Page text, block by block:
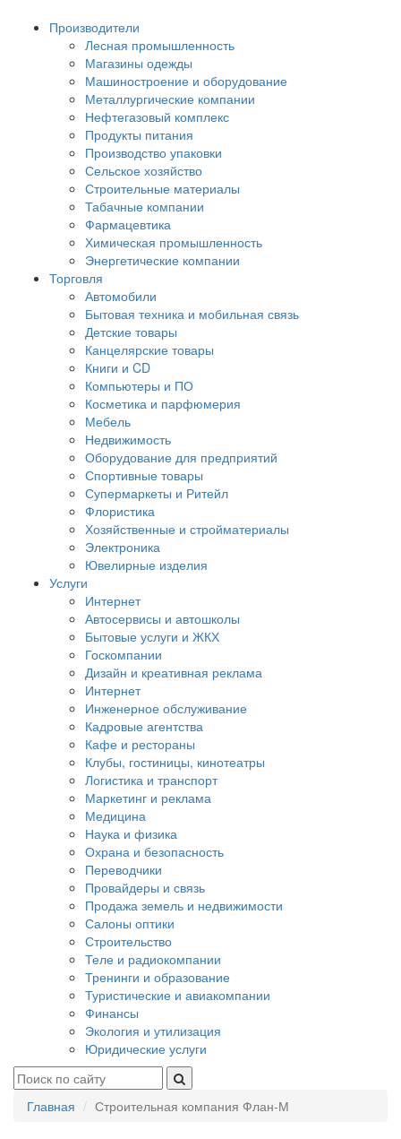
Производители
Лесная промышленность
Магазины одежды
Машиностроение и оборудование
Металлургические компании
Нефтегазовый комплекс
Продукты питания
Производство упаковки
Сельское хозяйство
Строительные материалы
Табачные компании
Фармацевтика
Химическая промышленность
Энергетические компании
Торговля
Автомобили
Бытовая техника и мобильная связь
Детские товары
Канцелярские товары
Книги и CD
Компьютеры и ПО
Косметика и парфюмерия
Мебель
Недвижимость
Оборудование для предприятий
Спортивные товары
Супермаркеты и Ритейл
Флористика
Хозяйственные и стройматериалы
Электроника
Ювелирные изделия
Услуги
Интернет
Автосервисы и автошколы
Бытовые услуги и ЖКХ
Госкомпании
Дизайн и креативная реклама
Интернет
Инженерное обслуживание
Кадровые агентства
Кафе и рестораны
Клубы, гостиницы, кинотеатры
Логистика и транспорт
Маркетинг и реклама
Медицина
Наука и физика
Охрана и безопасность
Переводчики
Провайдеры и связь
Продажа земель и недвижимости
Салоны оптики
Строительство
Теле и радиокомпании
Тренинги и образование
Туристические и авиакомпании
Финансы
Экология и утилизация
Юридические услуги
Главная Строительная компания Флан-М